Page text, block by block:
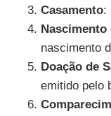
Casamento:
nascimento
Doação de
emitido pelo